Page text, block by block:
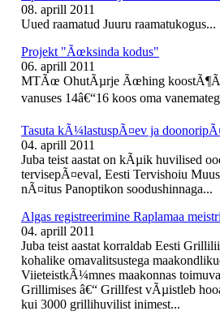
08. aprill 2011
Uued raamatud Juuru raamatukogus...
Projekt "Ãœksinda kodus"
06. aprill 2011
MTÃœ OhutÃµrje Ãœhing
vanuses 14â€“16 koos oma
Tasuta kÃ¼lastuspÃ¤ev ja
04. aprill 2011
Juba teist aastat on kÃµik huvilised
tervisepÃ¤eval, Eesti Tervishoiu
nÃ¤itus Panoptikon soodushinnaga...
Algas registreerimine Raplamaa
04. aprill 2011
Juba teist aastat korraldab Eesti
kohalike omavalitsustega
ViieteistkÃ¼mnes maakonnas
Grillimises â€“ Grillfest vÃµistleb
kui 3000 grillihuvilist inimest...